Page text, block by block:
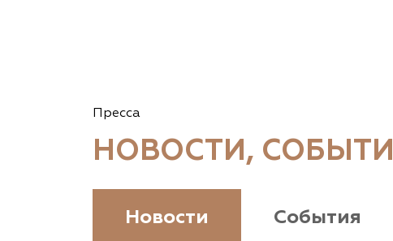
Гомельская область, Гомельский р-н, с/с
Пресса
НОВОСТИ,
Новости События